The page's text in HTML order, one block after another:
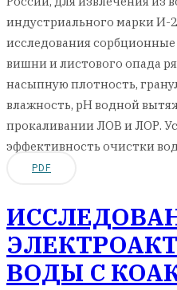
индустриального марки И-
исследования сорбционные
вишни и листового опада
насыпную плотность,
влажность, pH водной
прокаливании ЛОВ и ЛОР.
эффективность очистки
PDF
ВОДЫ С